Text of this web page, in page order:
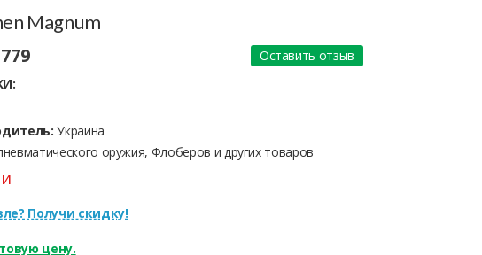
Magnum
Оставить отзыв
Украина
оружия, Флоберов и других товаров
Получи скидку!
цену.